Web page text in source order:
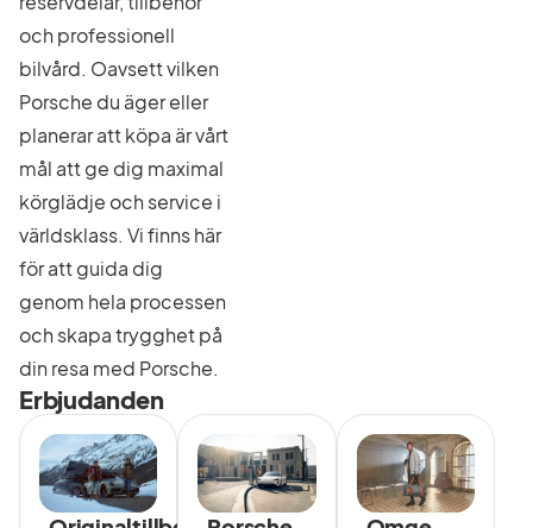
och professionell
bilvård. Oavsett vilken
Porsche du äger eller
planerar att köpa är vårt
mål att ge dig maximal
körglädje och service i
världsklass. Vi finns här
för att guida dig
genom hela processen
och skapa trygghet på
din resa med Porsche.
Erbjudanden